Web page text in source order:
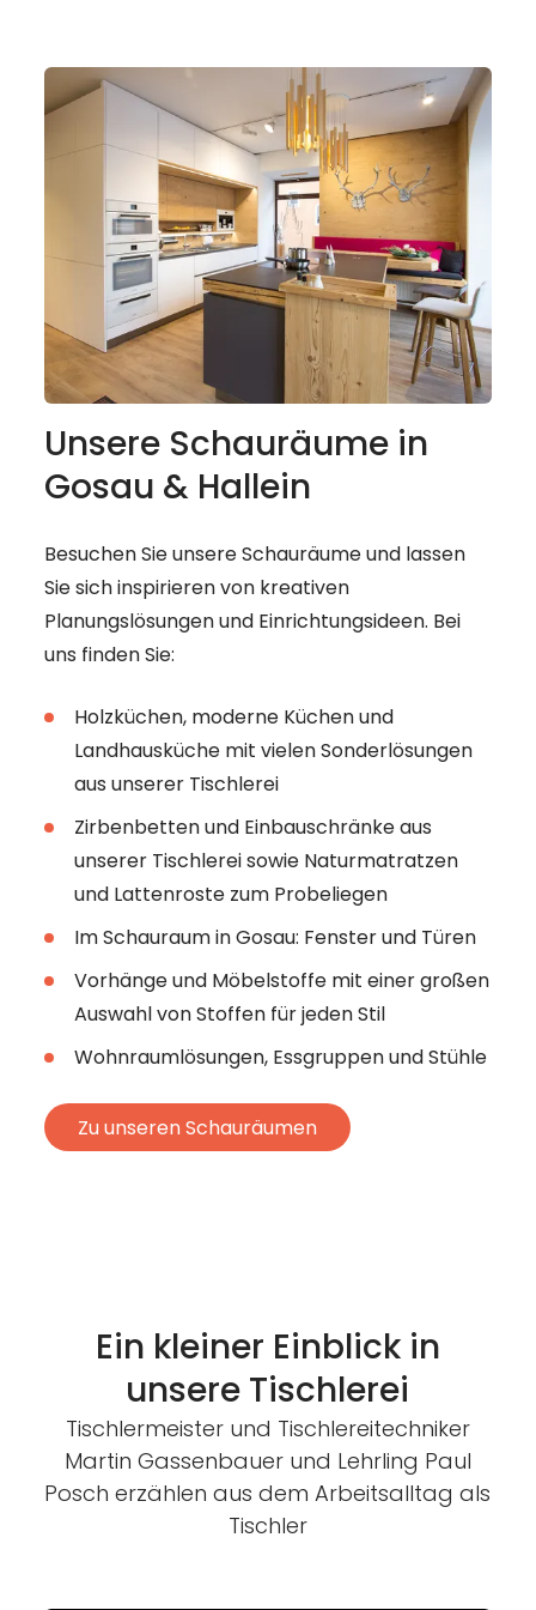
Cookie zustimmen
Unsere Schauräume in
Gosau & Hallein
Besuchen Sie unsere Schauräume und lassen
Sie sich inspirieren von kreativen
Planungslösungen und Einrichtungsideen. Bei
uns finden Sie:
Holzküchen, moderne Küchen und
Landhausküche mit vielen Sonderlösungen
aus unserer Tischlerei
Zirbenbetten und Einbauschränke aus
unserer Tischlerei sowie Naturmatratzen
und Lattenroste zum Probeliegen
Im Schauraum in Gosau: Fenster und Türen
Vorhänge und Möbelstoffe mit einer großen
Auswahl von Stoffen für jeden Stil
Wohnraumlösungen, Essgruppen und Stühle
Zu unseren Schauräumen
Ein kleiner Einblick in
unsere Tischlerei
Tischlermeister und Tischlereitechniker
Martin Gassenbauer und Lehrling Paul
Posch erzählen aus dem Arbeitsalltag als
Tischler